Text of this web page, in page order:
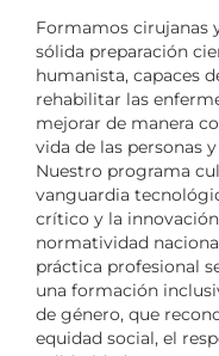
Formamos cirujanas
sólida preparación
humanista, capaces
rehabilitar las
mejorar de manera
vida de las personas
Nuestro programa
vanguardia
crítico y la
normatividad
práctica profesional
una formación
de género, que
equidad social, el